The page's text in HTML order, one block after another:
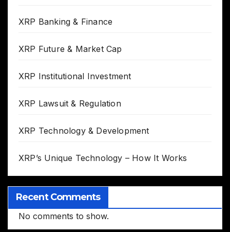
XRP Banking & Finance
XRP Future & Market Cap
XRP Institutional Investment
XRP Lawsuit & Regulation
XRP Technology & Development
XRP’s Unique Technology – How It Works
Recent Comments
No comments to show.